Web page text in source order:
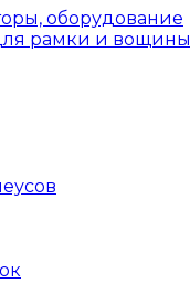
оборудование
рамки и вощины